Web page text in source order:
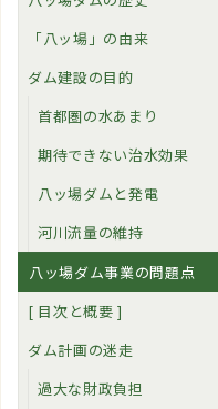
「八ッ場」の由来
ダム建設の目的
首都圏の水あまり
期待できない治水効果
八ッ場ダムと発電
河川流量の維持
八ッ場ダム事業の問題点
[ 目次と概要 ]
ダム計画の迷走
過大な財政負担